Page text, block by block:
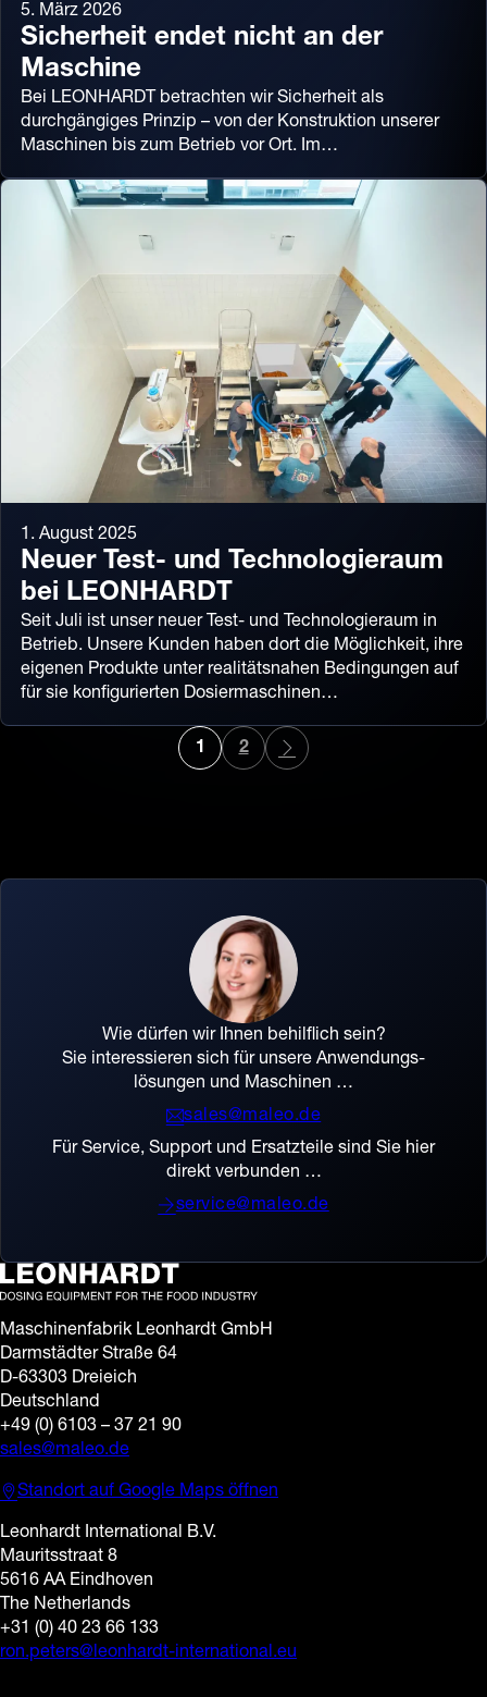
5. März 2026
Sicherheit endet nicht an der
Maschine
Bei LEONHARDT betrachten wir Sicherheit als
durchgängiges Prinzip – von der Konstruktion unserer
Maschinen bis zum Betrieb vor Ort. Im…
1. August 2025
Neuer Test- und Technologieraum
bei LEONHARDT
Seit Juli ist unser neuer Test- und Technologieraum in
Betrieb. Unsere Kunden haben dort die Möglichkeit, ihre
eigenen Produkte unter realitätsnahen Bedingungen auf
für sie konfigurierten Dosiermaschinen…
1 2
Wie dürfen wir Ihnen behilflich sein?
Sie interessieren sich für unsere Anwendungs­
lösungen und Maschinen …
sales@maleo.de
Für Service, Support und Ersatzteile sind Sie hier
direkt verbunden …
service@maleo.de
Maschinenfabrik Leonhardt GmbH
Darmstädter Straße 64
D-63303 Dreieich
Deutschland
+49 (0) 6103 – 37 21 90
sales@maleo.de
Standort auf Google Maps öffnen
Leonhardt International B.V.
Mauritsstraat 8
5616 AA Eindhoven
The Netherlands
+31 (0) 40 23 66 133
ron.peters@leonhardt-international.eu